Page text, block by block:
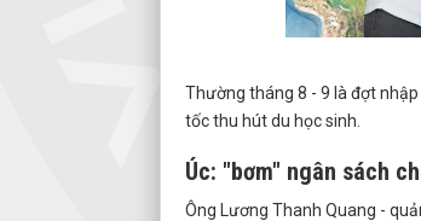
Thường tháng 8 - 9 là đợt
tốc thu hút du học sinh.
Úc: "bơm" ngân sách
Ông Lương Thanh Quang -